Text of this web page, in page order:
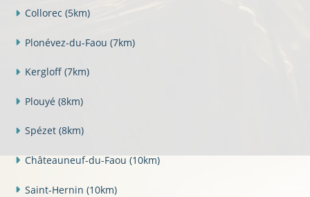
Collorec (5km)
Plonévez-du-Faou (7km)
Kergloff (7km)
Plouyé (8km)
Spézet (8km)
Châteauneuf-du-Faou (10km)
Saint-Hernin (10km)